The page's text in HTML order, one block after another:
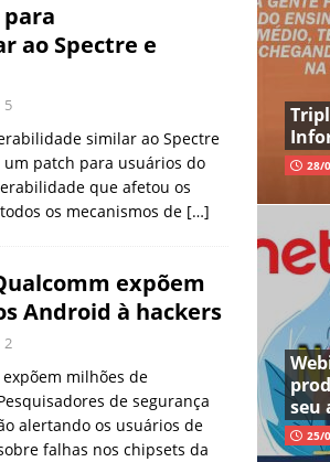
ao Spectre e
5
similar ao Spectre
patch para usuários do
que afetou os
os mecanismos de […]
expõem
Android à hackers
2
milhões de
de segurança
alertando os usuários de
falhas nos chipsets da
28/
seu
25/